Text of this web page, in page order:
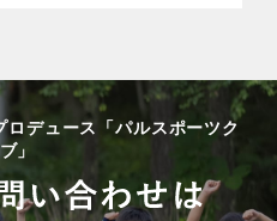
デュース「パルスポーツク
」